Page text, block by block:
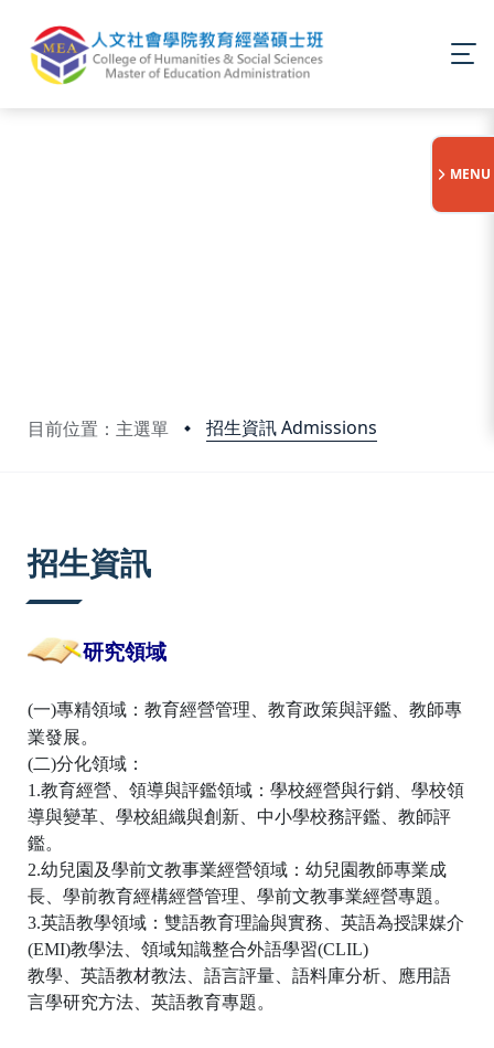
目前位置：主選單 招生資訊 Admissions
MENU
招生資訊
研究領域
(一)專精領域：教育經營管理、教育政策與評鑑、教師專
業發展。
(二)分化領域：
1.教育經營、領導與評鑑領域：學校經營與行銷、學校領
導與變革、學校組織與創新、中小學校務評鑑、教師評
鑑。
2.幼兒園及學前文教事業經營領域：幼兒園教師專業成
長、學前教育經構經營管理、學前文教事業經營專題。
3.英語教學領域：雙語教育理論與實務、英語為授課媒介
(EMI)教學法、領域知識整合外語學習(CLIL)
教學、英語教材教法、語言評量、語料庫分析、應用語
言學研究方法、英語教育專題。